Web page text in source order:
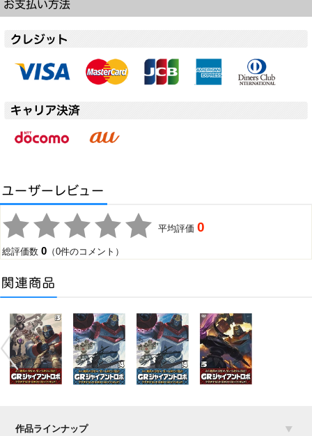
平均評価0
総評価数0 （0件のコメント）
作品ラインナップ